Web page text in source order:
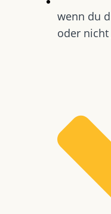
wenn du
oder